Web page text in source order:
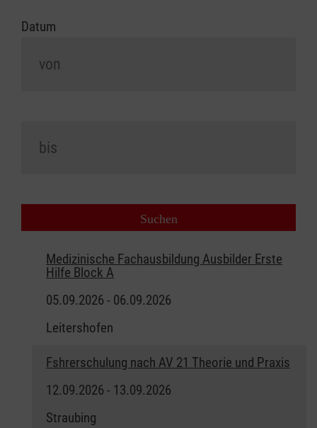
Datum
Medizinische Fachausbildung Ausbilder Erste
Hilfe Block A
05.09.2026 - 06.09.2026
Leitershofen
Fshrerschulung nach AV 21 Theorie und Praxis
12.09.2026 - 13.09.2026
Straubing